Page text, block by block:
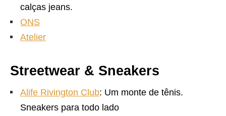
calças jeans.
ONS
Atelier
Streetwear & Sneakers
Alife Rivington Club: Um monte de tênis.
Sneakers para todo lado